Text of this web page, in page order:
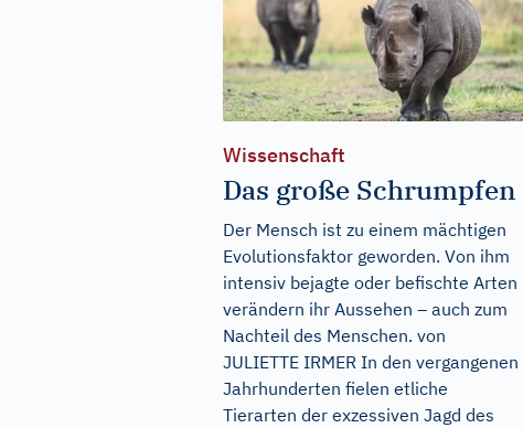
Wissenschaft
Das große Schrumpfen
Der Mensch ist zu einem mächtigen
Evolutionsfaktor geworden. Von ihm
intensiv bejagte oder befischte Arten
verändern ihr Aussehen – auch zum
Nachteil des Menschen. von
JULIETTE IRMER In den vergangenen
Jahrhunderten fielen etliche
Tierarten der exzessiven Jagd des